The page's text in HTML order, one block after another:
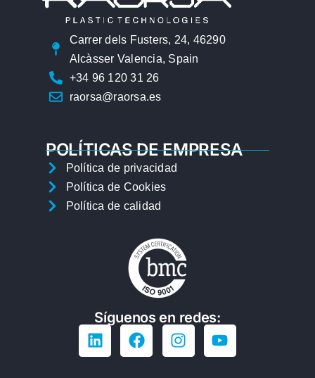
Carrer dels Fusters, 24, 46290
Alcàsser Valencia, Spain
+34 96 120 31 26
raorsa@raorsa.es
POLÍTICAS DE EMPRESA
Política de privacidad
Política de Cookies
Política de calidad
Síguenos en redes: